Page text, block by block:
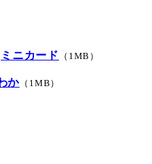
ミニカード （1MB）
か （1MB）